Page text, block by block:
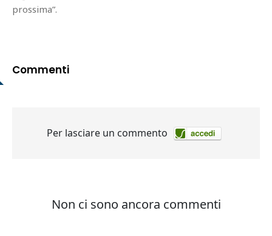
prossima”.
Commenti